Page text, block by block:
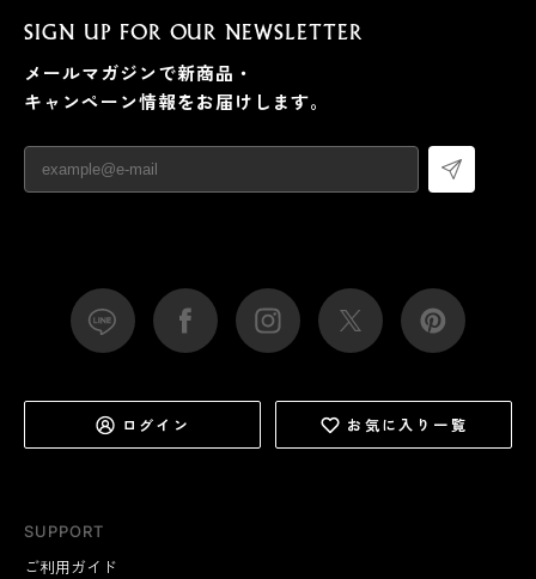
SUPPORT
ご利用ガイド
SIGN UP FOR OUR NEWSLETTER
メールマガジンで新商品・
キャンペーン情報をお届けします。
ログイン お気に入り一覧